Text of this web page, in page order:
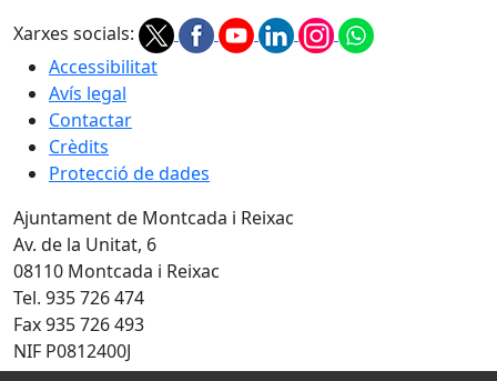
Xarxes socials:
Accessibilitat
Avís legal
Contactar
Crèdits
Protecció de dades
Ajuntament de Montcada i Reixac
Av. de la Unitat, 6
08110 Montcada i Reixac
Tel. 935 726 474
Fax 935 726 493
NIF P0812400J